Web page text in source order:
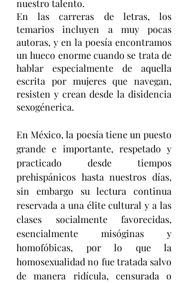
nuestro talento.
En las carreras de letras, los
temarios incluyen a muy pocas
autoras, y en la poesía encontramos
un hueco enorme cuando se trata de
hablar especialmente de aquella
escrita por mujeres que navegan,
resisten y crean desde la disidencia
sexogénerica.
En México, la poesía tiene un puesto
grande e importante, respetado y
practicado desde tiempos
prehispánicos hasta nuestros días,
sin embargo su lectura continua
reservada a una élite cultural y a las
clases socialmente favorecidas,
esencialmente misóginas y
homofóbicas, por lo que la
homosexualidad no fue tratada salvo
de manera ridícula, censurada o